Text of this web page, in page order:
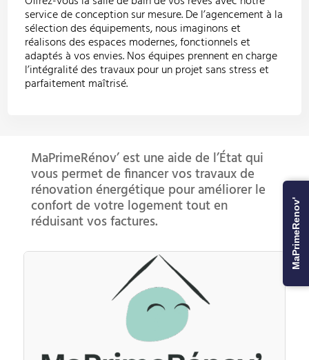
service de conception sur mesure. De l’agencement à la
sélection des équipements, nous imaginons et
réalisons des espaces modernes, fonctionnels et
adaptés à vos envies. Nos équipes prennent en charge
l’intégralité des travaux pour un projet sans stress et
parfaitement maîtrisé.
MaPrimeRénov’ est une aide de l’État qui
vous permet de financer vos travaux de
rénovation énergétique pour améliorer le
confort de votre logement tout en
réduisant vos factures. MaPrimeRenov'